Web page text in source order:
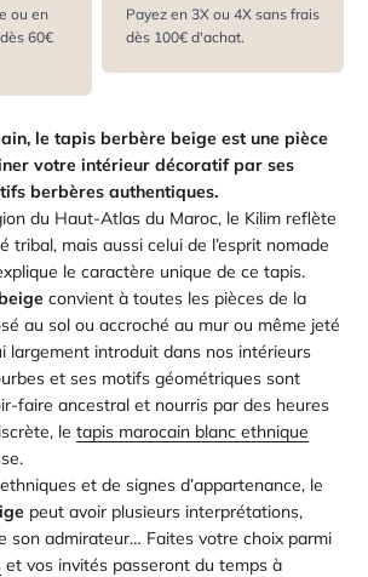
ou en
60€
Payez en 3X ou 4X sans frais
dès 100€ d'achat.
le tapis berbère beige est une pièce
votre intérieur décoratif par ses
berbères authentiques.
du Haut-Atlas du Maroc, le Kilim reflète
tribal, mais aussi celui de l’esprit nomade
le caractère unique de ce tapis.
convient à toutes les pièces de la
au sol ou accroché au mur ou même jeté
largement introduit dans nos intérieurs
et ses motifs géométriques sont
faire ancestral et nourris par des heures
le tapis marocain blanc ethnique
et de signes d’appartenance, le
peut avoir plusieurs interprétations,
son admirateur… Faites votre choix parmi
et vos invités passeront du temps à